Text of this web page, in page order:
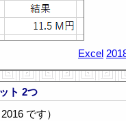
Excel
ト 2つ
です）